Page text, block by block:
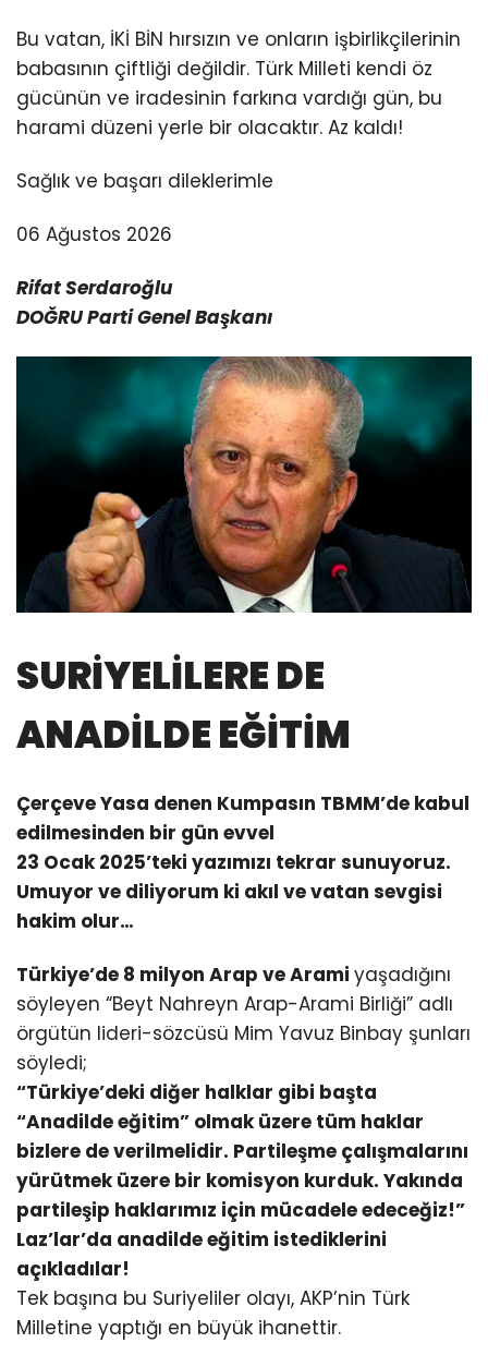
Bu vatan, İKİ BİN hırsızın ve onların işbirlikçilerinin
babasının çiftliği değildir. Türk Milleti kendi öz
gücünün ve iradesinin farkına vardığı gün, bu
harami düzeni yerle bir olacaktır. Az kaldı!
Sağlık ve başarı dileklerimle
06 Ağustos 2026
Rifat Serdaroğlu
DOĞRU Parti Genel Başkanı
SURİYELİLERE DE
ANADİLDE EĞİTİM
Çerçeve Yasa denen Kumpasın TBMM’de kabul
edilmesinden bir gün evvel
23 Ocak 2025’teki yazımızı tekrar sunuyoruz.
Umuyor ve diliyorum ki akıl ve vatan sevgisi
hakim olur…
Türkiye’de 8 milyon Arap ve Arami yaşadığını
söyleyen “Beyt Nahreyn Arap-Arami Birliği” adlı
örgütün lideri-sözcüsü Mim Yavuz Binbay şunları
söyledi;
“Türkiye’deki diğer halklar gibi başta
“Anadilde eğitim” olmak üzere tüm haklar
bizlere de verilmelidir. Partileşme çalışmalarını
yürütmek üzere bir komisyon kurduk. Yakında
partileşip haklarımız için mücadele edeceğiz!”
Laz’lar’da anadilde eğitim istediklerini
açıkladılar!
Tek başına bu Suriyeliler olayı, AKP’nin Türk
Milletine yaptığı en büyük ihanettir.